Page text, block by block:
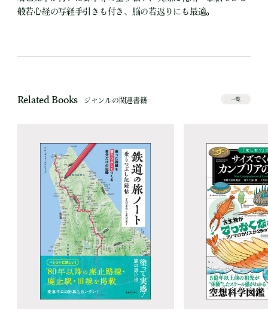
般若心経の写経手引きも付き、脳の若返りにも最適。
Related Books ジャンルの関連書籍 一覧